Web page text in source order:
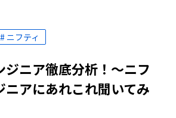
# ニフティ
ジニア徹底分析！〜ニフ
ニアにあれこれ聞いてみ